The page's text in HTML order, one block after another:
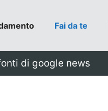
Fai da te
di google news